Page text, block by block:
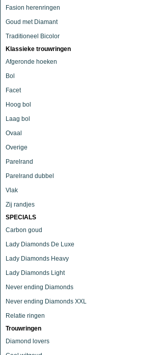
Fasion herenringen
Goud met Diamant
Traditioneel Bicolor
Klassieke trouwringen
Afgeronde hoeken
Bol
Facet
Hoog bol
Laag bol
Ovaal
Overige
Parelrand
Parelrand dubbel
Vlak
Zij randjes
SPECIALS
Carbon goud
Lady Diamonds De Luxe
Lady Diamonds Heavy
Lady Diamonds Light
Never ending Diamonds
Never ending Diamonds XXL
Relatie ringen
Trouwringen
Diamond lovers